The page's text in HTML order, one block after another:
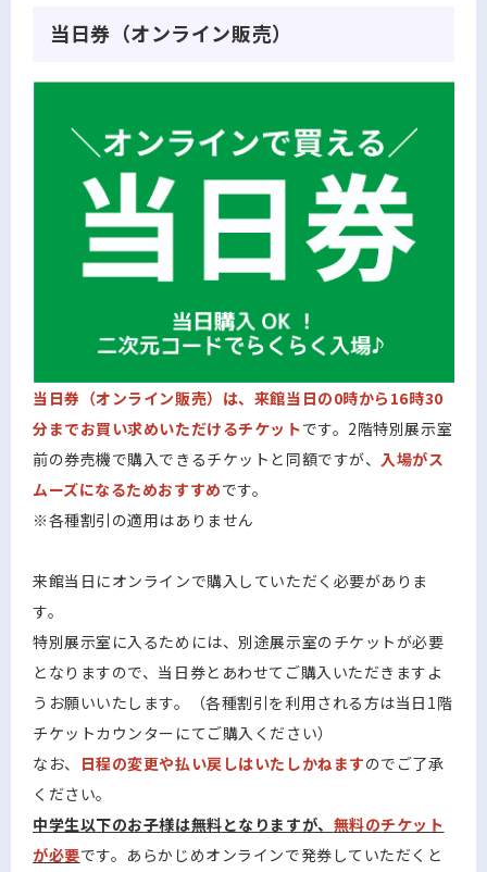
当日券（オンライン販売）
当日券（オンライン販売）は、来館当日の0時から16時30
分までお買い求めいただけるチケットです。2階特別展示室
前の券売機で購入できるチケットと同額ですが、 入場がス
ムーズになるためおすすめです。
※各種割引の適用はありません
来館当日にオンラインで購入していただく必要がありま
す。
特別展示室に入るためには、別途展示室のチケットが必要
となりますので、当日券とあわせてご購入いただきますよ
うお願いいたします。（各種割引を利用される方は当日1階
チケットカウンターにてご購入ください）
なお、
日程の変更や払い戻しはいたしかねますのでご了承
ください。
中学生以下のお子様は無料となりますが、 無料のチケット
が必要です。あらかじめオンラインで発券していただくと